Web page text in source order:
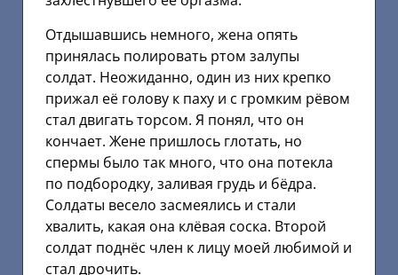
Отдышавшись немного, жена опять
принялась полировать ртом залупы
солдат. Неожиданно, один из них крепко
прижал её голову к паху и с громким рёвом
стал двигать торсом. Я понял, что он
кончает. Жене пришлось глотать, но
спермы было так много, что она потекла
по подбородку, заливая грудь и бёдра.
Солдаты весело засмеялись и стали
хвалить, какая она клёвая соска. Второй
солдат поднёс член к лицу моей любимой и
стал дрочить.